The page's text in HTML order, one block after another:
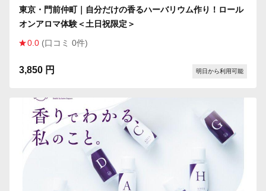
東京・門前仲町｜自分だけの香るハーバリウム作り！ロール
オンアロマ体験＜土日祝限定＞
0.0 (口コミ 0件)
3,850 円 明日から利用可能